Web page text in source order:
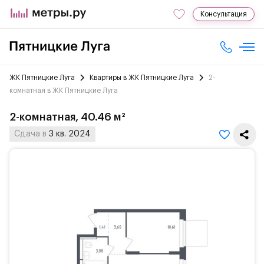
Консультация
ЖК Пятницкие Луга Квартиры в ЖК Пятницкие Луга
2-
комнатная в ЖК Пятницкие Луга
2-комнатная, 40.46 м²
Сдача в 3 кв. 2024